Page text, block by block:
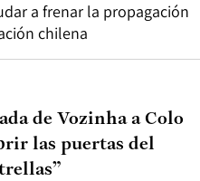
a frenar la propagación
chilena
de Vozinha a Colo
las puertas del